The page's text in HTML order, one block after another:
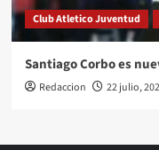
Club Atletico Juventud
Santiago Corbo es
Redaccion 22 julio,